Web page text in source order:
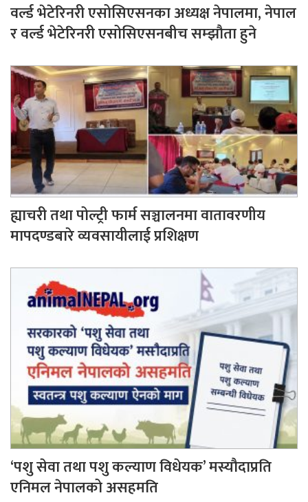
वर्ल्ड भेटेरिनरी एसोसिएसनका अध्यक्ष नेपालमा, नेपाल
र वर्ल्ड भेटेरिनरी एसोसिएसनबीच सम्झौता हुने
ह्याचरी तथा पोल्ट्री फार्म सञ्चालनमा वातावरणीय
मापदण्डबारे व्यवसायीलाई प्रशिक्षण
‘पशु सेवा तथा पशु कल्याण विधेयक’ मस्यौदाप्रति
एनिमल नेपालको असहमति